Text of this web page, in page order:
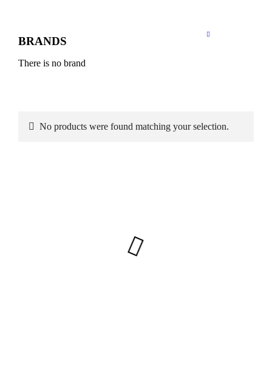
BRANDS
There is no brand
No products were found matching your selection.